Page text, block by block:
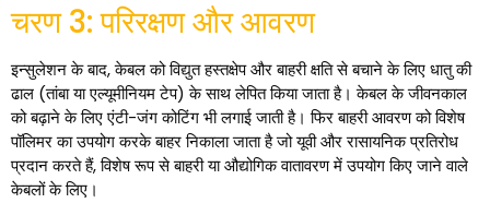
चरण 3: परिरक्षण और आवरण
इन्सुलेशन के बाद, केबल को विद्युत हस्तक्षेप और बाहरी क्षति से बचाने के लिए धातु की
ढाल (तांबा या एल्यूमीनियम टेप) के साथ लेपित किया जाता है। केबल के जीवनकाल
को बढ़ाने के लिए एंटी-जंग कोटिंग भी लगाई जाती है। फिर बाहरी आवरण को विशेष
पॉलिमर का उपयोग करके बाहर निकाला जाता है जो यूवी और रासायनिक प्रतिरोध
प्रदान करते हैं, विशेष रूप से बाहरी या औद्योगिक वातावरण में उपयोग किए जाने वाले
केबलों के लिए।